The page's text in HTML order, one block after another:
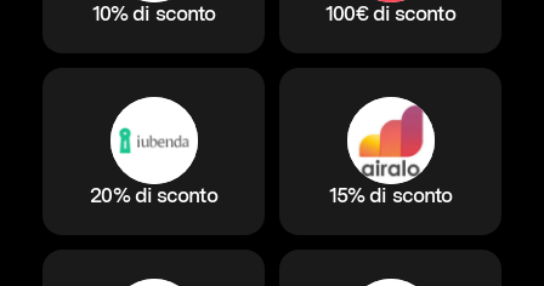
10% di sconto 100€ di sconto
20% di sconto 15% di sconto